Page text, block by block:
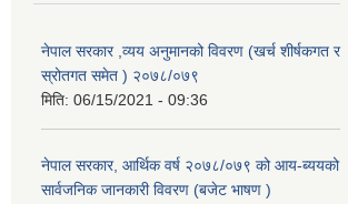
नेपाल सरकार ,व्यय अनुमानको विवरण (खर्च शीर्षकगत र
स्रोतगत समेत ) २०७८/०७९
मिति: 06/15/2021 - 09:36
नेपाल सरकार, आर्थिक वर्ष २०७८/०७९ को आय-ब्ययको
सार्वजनिक जानकारी विवरण (बजेट भाषण )